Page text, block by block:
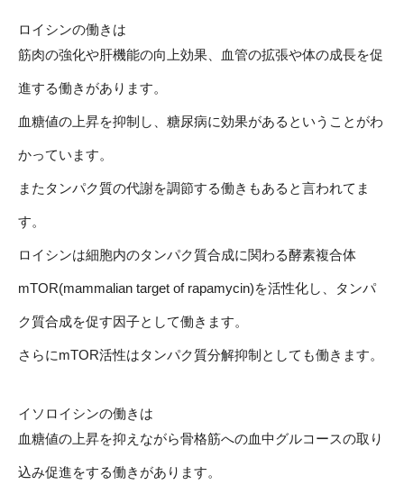
ロイシンの働きは
筋肉の強化や肝機能の向上効果、血管の拡張や体の成長を促
進する働きがあります。
血糖値の上昇を抑制し、糖尿病に効果があるということがわ
かっています。
またタンパク質の代謝を調節する働きもあると言われてま
す。
ロイシンは細胞内のタンパク質合成に関わる酵素複合体
mTOR(mammalian target of rapamycin)を活性化し、タンパ
ク質合成を促す因子として働きます。
さらにmTOR活性はタンパク質分解抑制としても働きます。
イソロイシンの働きは
血糖値の上昇を抑えながら骨格筋への血中グルコースの取り
込み促進をする働きがあります。